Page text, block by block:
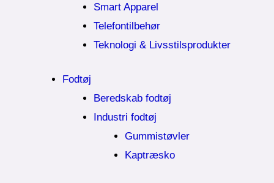
Smart Apparel
Telefontilbehør
Teknologi & Livsstilsprodukter
Fodtøj
Beredskab fodtøj
Industri fodtøj
Gummistøvler
Kaptræsko